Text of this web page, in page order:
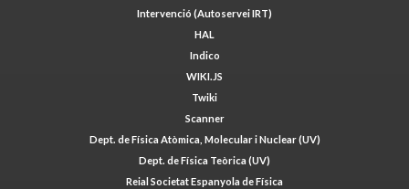
Intervenció (Autoservei IRT)
HAL
Indico
WIKI.JS
Twiki
Scanner
Dept. de Física Atòmica, Molecular i Nuclear (UV)
Dept. de Física Teòrica (UV)
Reial Societat Espanyola de Física